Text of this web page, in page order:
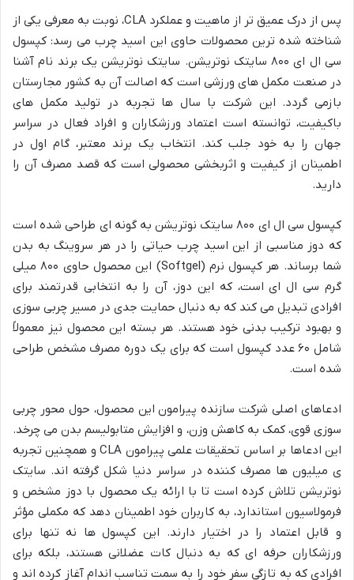
پس از درک عمیق تر از ماهیت و عملکرد CLA، نوبت به معرفی یکی از
شناخته شده ترین محصولات حاوی این اسید چرب می رسد: کپسول
سی ال ای ۸۰۰ سایتک نوتریشن. سایتک نوتریشن یک برند نام آشنا
در صنعت مکمل های ورزشی است که اصالت آن به کشور مجارستان
بازمی گردد. این شرکت با سال ها تجربه در تولید مکمل های
باکیفیت، توانسته است اعتماد ورزشکاران و افراد فعال در سراسر
جهان را به خود جلب کند. انتخاب یک برند معتبر، گام اول در
اطمینان از کیفیت و اثربخشی محصولی است که قصد مصرف آن را
دارید.
کپسول سی ال ای ۸۰۰ سایتک نوتریشن به گونه ای طراحی شده است
که دوز مناسبی از این اسید چرب حیاتی را در هر سروینگ به بدن
شما برساند. هر کپسول نرم (Softgel) این محصول حاوی ۸۰۰ میلی
گرم سی ال ای است، که این دوز، آن را به انتخابی قدرتمند برای
افرادی تبدیل می کند که به دنبال حمایت جدی در مسیر چربی سوزی
و بهبود ترکیب بدنی خود هستند. هر بسته این محصول نیز معمولاً
شامل ۶۰ عدد کپسول است که برای یک دوره مصرف مشخص طراحی
شده است.
ادعاهای اصلی شرکت سازنده پیرامون این محصول، حول محور چربی
سوزی قوی، کمک به کاهش وزن، و افزایش متابولیسم بدن می چرخد.
این ادعاها بر اساس تحقیقات علمی پیرامون CLA و همچنین تجربه
ی میلیون ها مصرف کننده در سراسر دنیا شکل گرفته اند. سایتک
نوتریشن تلاش کرده است تا با ارائه یک محصول با دوز مشخص و
فرمولاسیون استاندارد، به کاربران خود اطمینان دهد که مکملی مؤثر
و قابل اعتماد را در اختیار دارند. این کپسول ها نه تنها برای
ورزشکاران حرفه ای که به دنبال کات عضلانی هستند، بلکه برای
افرادی که به تازگی سفر خود را به سمت تناسب اندام آغاز کرده اند و